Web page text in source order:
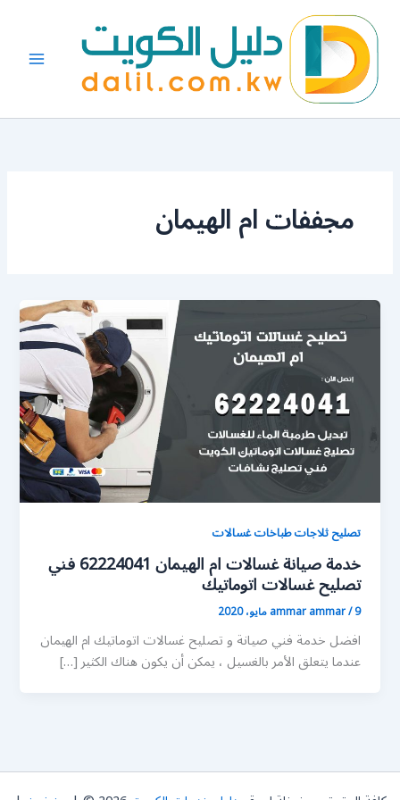
المحتوى
مجففات ام الهيمان
تصليح ثلاجات طباخات غسالات
خدمة صيانة غسالات ام الهيمان 62224041 فني
تصليح غسالات اتوماتيك
ammar ammar/9 مايو، 2020
افضل خدمة فني صيانة و تصليح غسالات اتوماتيك ام الهيمان
عندما يتعلق الأمر بالغسيل ، يمكن أن يكون هناك الكثير […]